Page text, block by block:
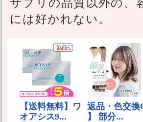
には好かれない。